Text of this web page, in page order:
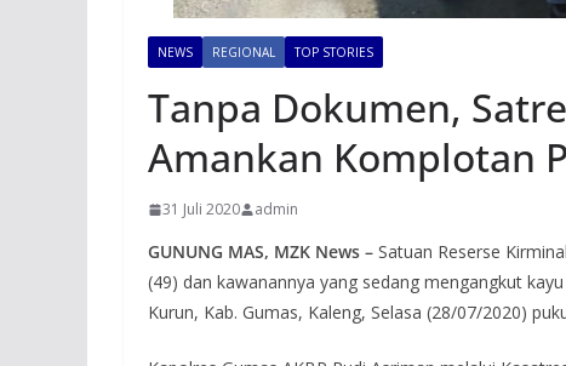
NEWS REGIONAL TOP STORIES
Tanpa Dokumen,
Amankan Komplotan
31 Juli 2020 admin
GUNUNG MAS, MZK News – Satuan Reserse
(49) dan kawanannya yang sedang mengangkut
Kurun, Kab. Gumas, Kaleng, Selasa (28/07/2020)